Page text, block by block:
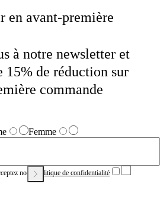
en avant-première
à notre newsletter et
15% de réduction sur
commande
Femme
notrePolitique de confidentialité